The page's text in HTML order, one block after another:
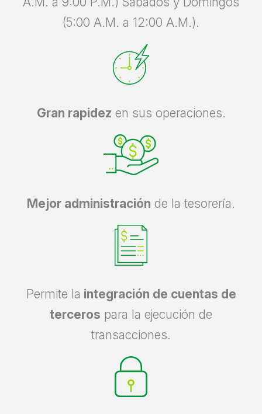
(5:00 A.M. a 12:00 A.M.).
Gran rapidez en sus operaciones.
Mejor administración de la tesorería.
Permite la integración de cuentas de
terceros para la ejecución de
transacciones.